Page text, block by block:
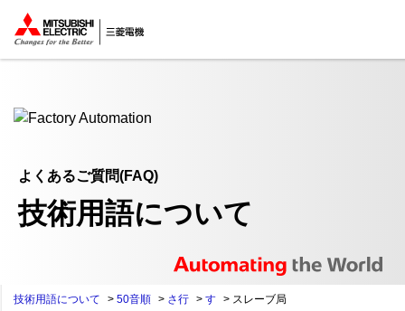
ここから本文
よくあるご質問(FAQ)
技術用語について
技術用語について > 50音順 > さ行 > す > スレーブ局